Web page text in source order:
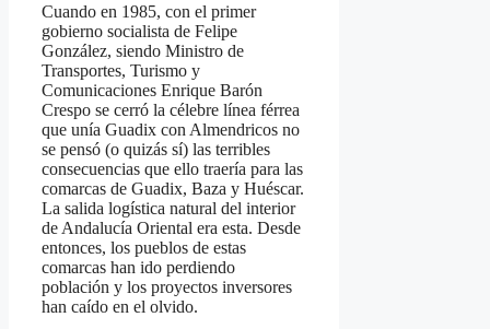
Cuando en 1985, con el primer
gobierno socialista de Felipe
González, siendo Ministro de
Transportes, Turismo y
Comunicaciones Enrique Barón
Crespo se cerró la célebre línea férrea
que unía Guadix con Almendricos no
se pensó (o quizás sí) las terribles
consecuencias que ello traería para las
comarcas de Guadix, Baza y Huéscar.
La salida logística natural del interior
de Andalucía Oriental era esta. Desde
entonces, los pueblos de estas
comarcas han ido perdiendo
población y los proyectos inversores
han caído en el olvido.